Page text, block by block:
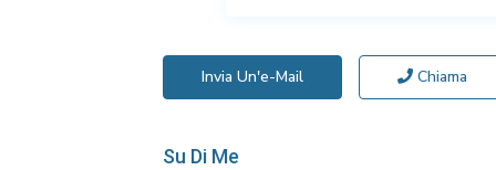
Invia Un'e-Mail Chiama
Su Di Me